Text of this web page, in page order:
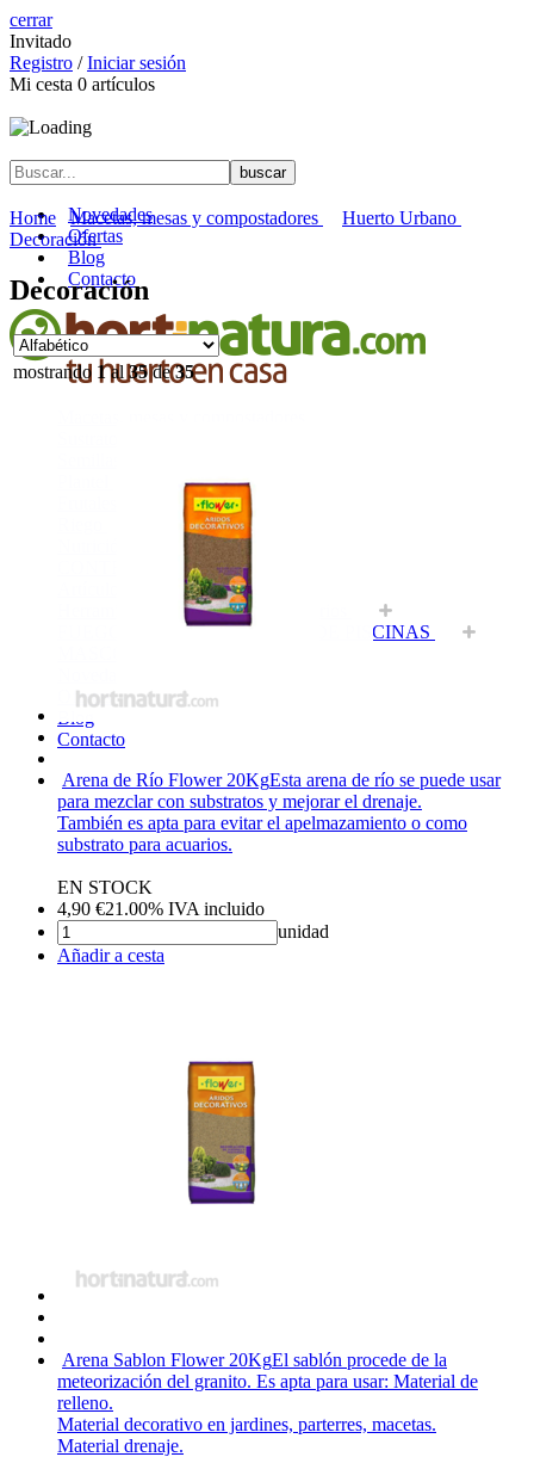
cerrar
Invitado
Registro /Iniciar sesión
Mi cesta 0 artículos
Novedades
Ofertas
Blog
Contacto
Frutales y fruta fresca
Nutrición Vegetal
CONTROL DE PLAGAS
Artículos agricultura
Herramientas, maquinaria y accesorios
FUEGO Y MANTENIMIENTO DE PISCINAS
Ofertas
Blog
Contacto
Home Macetas, mesas y compostadores
Huerto Urbano
Decoración
Decoración
mostrando 1al 35de 35
Arena de Río Flower 20KgEsta arena de río se puede usar
para mezclar con substratos y mejorar el drenaje.
También es apta para evitar el apelmazamiento o como
substrato para acuarios.
EN STOCK
4,90 €21.00% IVA incluido
unidad
Añadir a cesta
Arena Sablon Flower 20KgEl sablón procede de la
meteorización del granito. Es apta para usar: Material de
relleno.
Material decorativo en jardines, parterres, macetas.
Material drenaje.